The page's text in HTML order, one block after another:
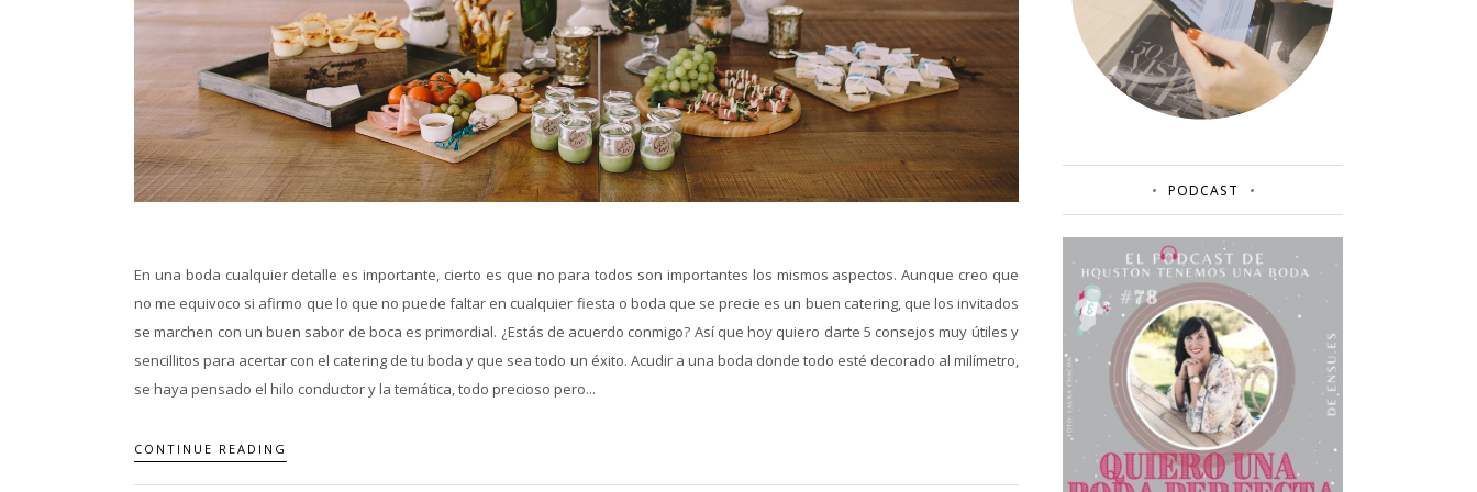
En una boda cualquier detalle es importante, cierto es que no para todos son importantes los mismos aspectos. Aunque creo que
no me equivoco si afirmo que lo que no puede faltar en cualquier fiesta o boda que se precie es un buen catering, que los invitados
se marchen con un buen sabor de boca es primordial. ¿Estás de acuerdo conmigo? Así que hoy quiero darte 5 consejos muy útiles y
sencillitos para acertar con el catering de tu boda y que sea todo un éxito. Acudir a una boda donde todo esté decorado al milímetro,
se haya pensado el hilo conductor y la temática, todo precioso pero...
CONTINUE READING
PODCAST